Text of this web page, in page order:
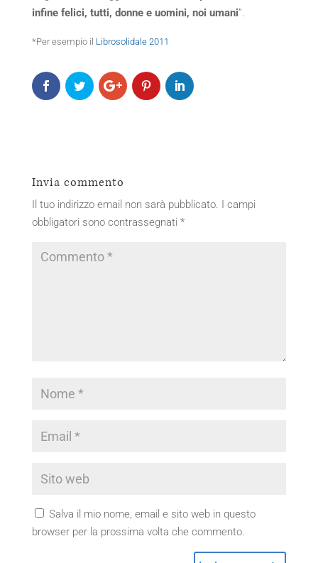
infine felici, tutti, donne e uomini, noi umani”.
*Per esempio il Librosolidale 2011
Invia commento
Il tuo indirizzo email non sarà pubblicato. I campi
obbligatori sono contrassegnati *
Salva il mio nome, email e sito web in questo
browser per la prossima volta che commento.